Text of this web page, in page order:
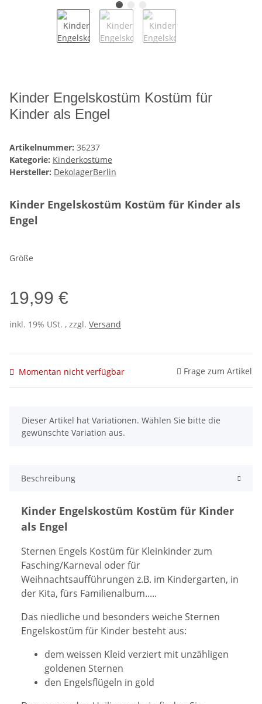
Kinder Engelskostüm Kostüm für
Kinder als Engel
Artikelnummer: 36237
Kategorie: Kinderkostüme
Hersteller: DekolagerBerlin
Kinder Engelskostüm Kostüm für Kinder als
Engel
Größe
19,99 €
inkl. 19% USt. , zzgl. Versand
Momentan nicht verfügbar Frage zum Artikel
x
Dieser Artikel hat Variationen. Wählen Sie bitte die
gewünschte Variation aus.
Beschreibung
Kinder Engelskostüm Kostüm für Kinder
als Engel
Sternen Engels Kostüm für Kleinkinder zum
Fasching/Karneval oder für
Weihnachtsaufführungen z.B. im Kindergarten, in
der Kita, fürs Familienalbum.....
Das niedliche und besonders weiche Sternen
Engelskostüm für Kinder besteht aus:
dem weissen Kleid verziert mit unzähligen
goldenen Sternen
den Engelsflügeln in gold